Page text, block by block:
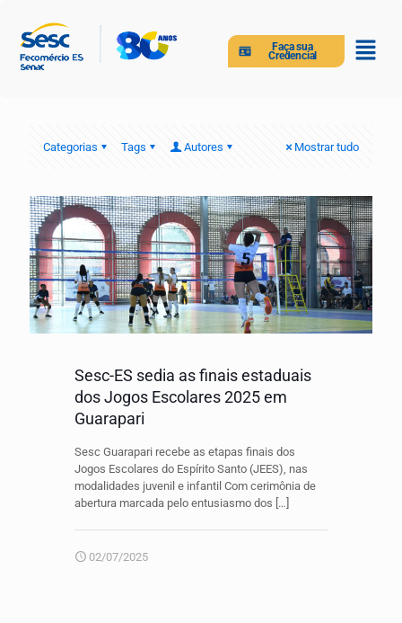
Faça sua
Credencial
Categorias Tags Autores Mostrar tudo
Sesc-ES sedia as finais estaduais
dos Jogos Escolares 2025 em
Guarapari
Sesc Guarapari recebe as etapas finais dos
Jogos Escolares do Espírito Santo (JEES), nas
modalidades juvenil e infantil Com cerimônia de
abertura marcada pelo entusiasmo dos […]
02/07/2025